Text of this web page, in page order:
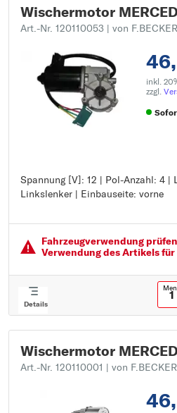
Wischermotor
Art.-Nr. 120110053 | von F.BECKER
inkl.
zzgl.
Spannung [V]: 12 | Pol-Anzahl: 4
Linkslenker | Einbauseite: vorne
Spannung [V]: 12
Pol-Anzahl: 4
Einbauseite: vorne
Fahrzeugver­wendung
Verwendung des Artikels für
Details
Wischermotor
Art.-Nr. 120110001 | von F.BECKER